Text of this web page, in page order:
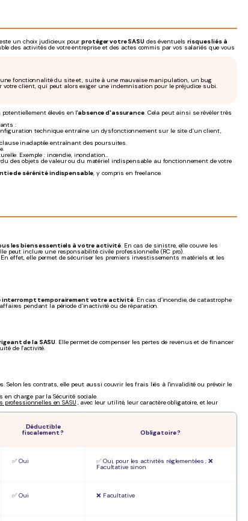
un choix judicieux pour protéger votre SASU des éventuels risques liés à
des activités de votre entreprise et des actes commis par vos salariés que vous
fonctionnalité du site et, suite à une mauvaise manipulation, un bug
client, qui peut alors exiger une indemnisation pour le préjudice subi.
potentiellement élevés en l'absence d'assurance. Cela peut ainsi se révéler très
:
technique entraîne un dysfonctionnement sur le site d’un client,
inadaptée entraînant des poursuites.
Exemple : incendie, inondation…
des objets de valeur ou du matériel indispensable au fonctionnement de votre
de sérénité indispensable , y compris en freelance.
les biens essentiels à votre activité . En cas de sinistre, elle couvre les
peut inclure une responsabilité civile professionnelle (RC pro).
. En effet, elle permet de sécuriser les premiers investissements matériels et les
interrompt temporairement votre activité. En cas d’incendie, de catastrophe
pendant la période d’inactivité ou de réparation.
de la SASU . Elle permet de compenser les pertes de revenus et de financer
de l’activité.
les contrats, elle peut aussi couvrir les frais liés à l'invalidité ou prévoir le
charge par la Sécurité sociale.
professionnelles en SASU , avec leur utilité, leur caractère obligatoire, et leur
Déductible
fiscalement ? Obligatoire ?
✅ Oui ✅ Oui, pour les activités réglementées ; ❌
Facultative sinon
✅ Oui ❌ Facultative